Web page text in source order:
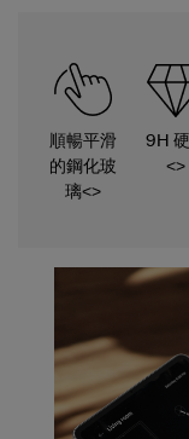
順暢平滑
的鋼化玻
璃<>
9H
<>